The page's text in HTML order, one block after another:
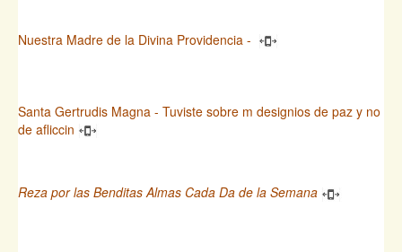
Nuestra Madre de la Divina Providencia -
Santa Gertrudis Magna - Tuviste sobre m designios de paz y no
de afliccin
Reza por las Benditas Almas Cada Da de la Semana